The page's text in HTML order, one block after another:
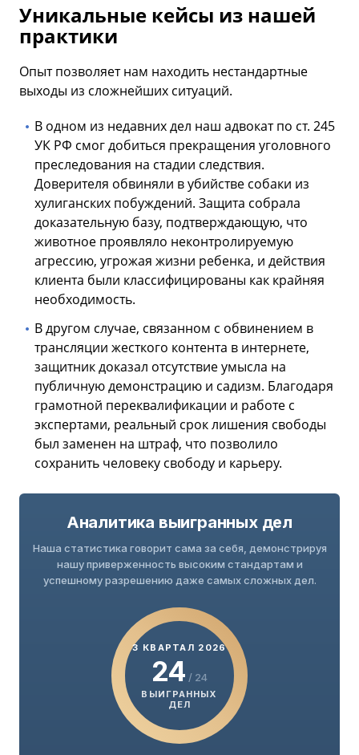
Уникальные кейсы из нашей
практики
Опыт позволяет нам находить нестандартные
выходы из сложнейших ситуаций.
В одном из недавних дел наш адвокат по ст. 245
УК РФ смог добиться прекращения уголовного
преследования на стадии следствия.
Доверителя обвиняли в убийстве собаки из
хулиганских побуждений. Защита собрала
доказательную базу, подтверждающую, что
животное проявляло неконтролируемую
агрессию, угрожая жизни ребенка, и действия
клиента были классифицированы как крайняя
необходимость.
В другом случае, связанном с обвинением в
трансляции жесткого контента в интернете,
защитник доказал отсутствие умысла на
публичную демонстрацию и садизм. Благодаря
грамотной переквалификации и работе с
экспертами, реальный срок лишения свободы
был заменен на штраф, что позволило
сохранить человеку свободу и карьеру.
Аналитика выигранных дел
Наша статистика говорит сама за себя, демонстрируя
нашу приверженность высоким стандартам и
успешному разрешению даже самых сложных дел.
3 КВАРТАЛ 2026
24 / 24
ВЫИГРАННЫХ
ДЕЛ